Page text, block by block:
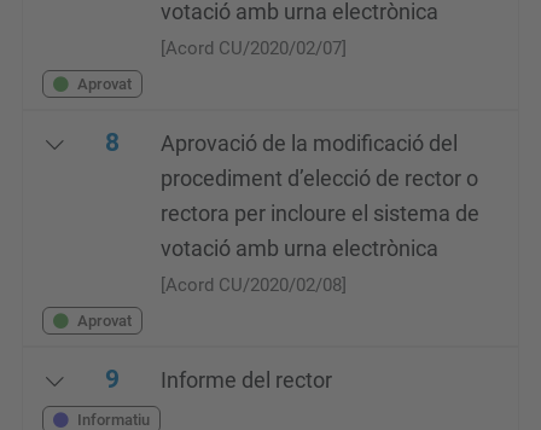
votació amb urna electrònica
[Acord CU/2020/02/07]
Aprovat
8
Aprovació de la modificació del
procediment d’elecció de rector o
rectora per incloure el sistema de
votació amb urna electrònica
[Acord CU/2020/02/08]
Aprovat
9 Informe del rector
Informatiu